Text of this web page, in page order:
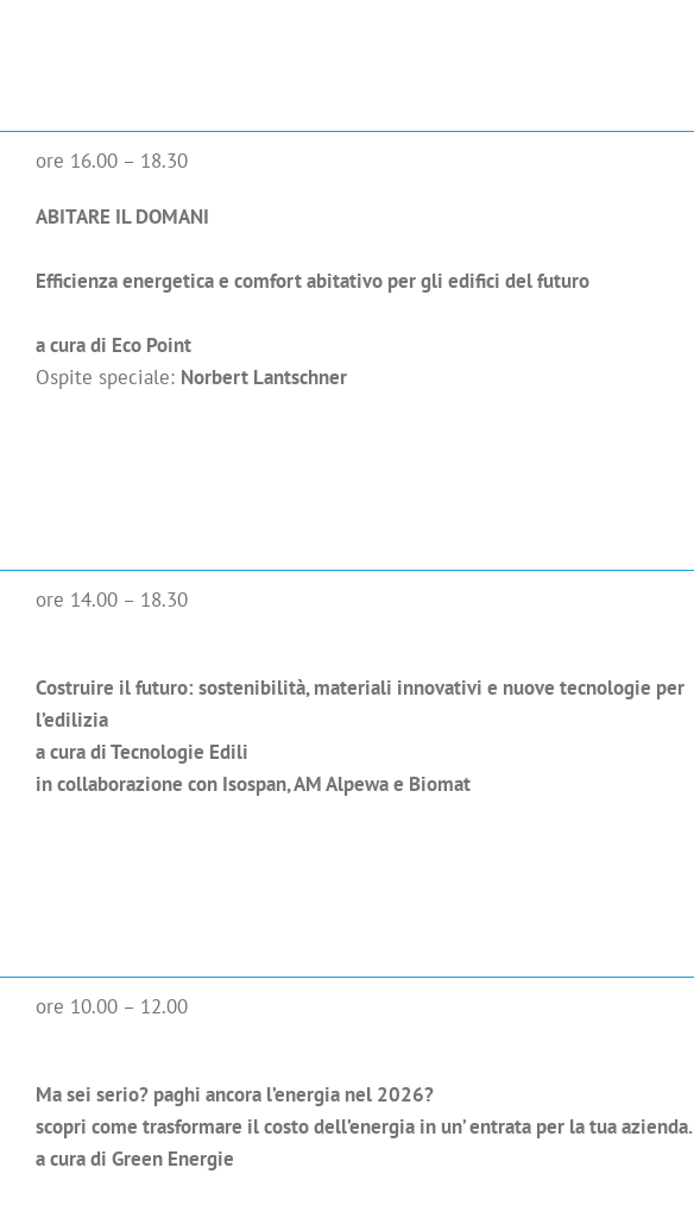
ore 16.00 – 18.30
ABITARE IL DOMANI
Efficienza energetica e comfort abitativo per gli edifici del futuro
a cura di Eco Point
Ospite speciale: Norbert Lantschner
ore 14.00 – 18.30
Costruire il futuro: sostenibilità, materiali innovativi e nuove tecnologie per
l’edilizia
a cura di Tecnologie Edili
in collaborazione con Isospan, AM Alpewa e Biomat
ore 10.00 – 12.00
Ma sei serio? paghi ancora l’energia nel 2026?
scopri come trasformare il costo dell’energia in un’ entrata per la tua azienda.
a cura di Green Energie